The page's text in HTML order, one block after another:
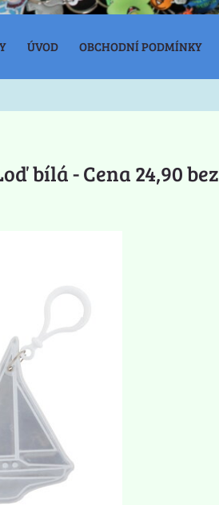
ÚVOD OBCHODNÍ PODMÍNKY
bílá - Cena 24,90 bez